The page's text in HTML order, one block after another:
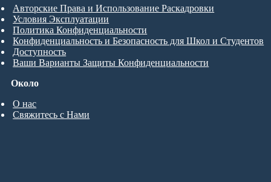
Около
О нас
Свяжитесь с Нами
Авторские Права и Использование Раскадровки
Условия Эксплуатации
Политика Конфиденциальности
Конфиденциальность и Безопасность для Школ и Студентов
Доступность
Ваши Варианты Защиты Конфиденциальности